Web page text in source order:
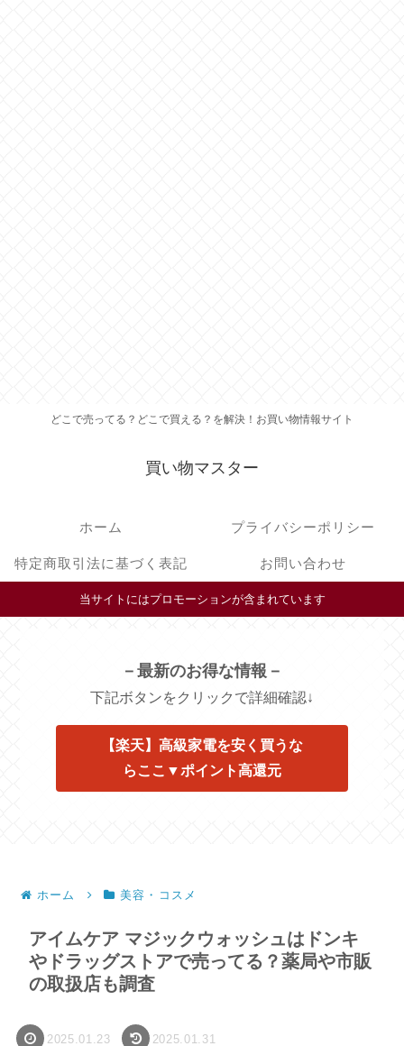
どこで売ってる？どこで買える？を解決！お買い物情報サイト
買い物マスター
ホーム プライバシーポリシー
特定商取引法に基づく表記 お問い合わせ
当サイトにはプロモーションが含まれています
－最新のお得な情報－
下記ボタンをクリックで詳細確認↓
【楽天】高級家電を安く買うな
らここ▼ポイント高還元
ホーム 美容・コスメ
アイムケア マジックウォッシュはドンキ
やドラッグストアで売ってる？薬局や市販
の取扱店も調査
2025.01.23 2025.01.31